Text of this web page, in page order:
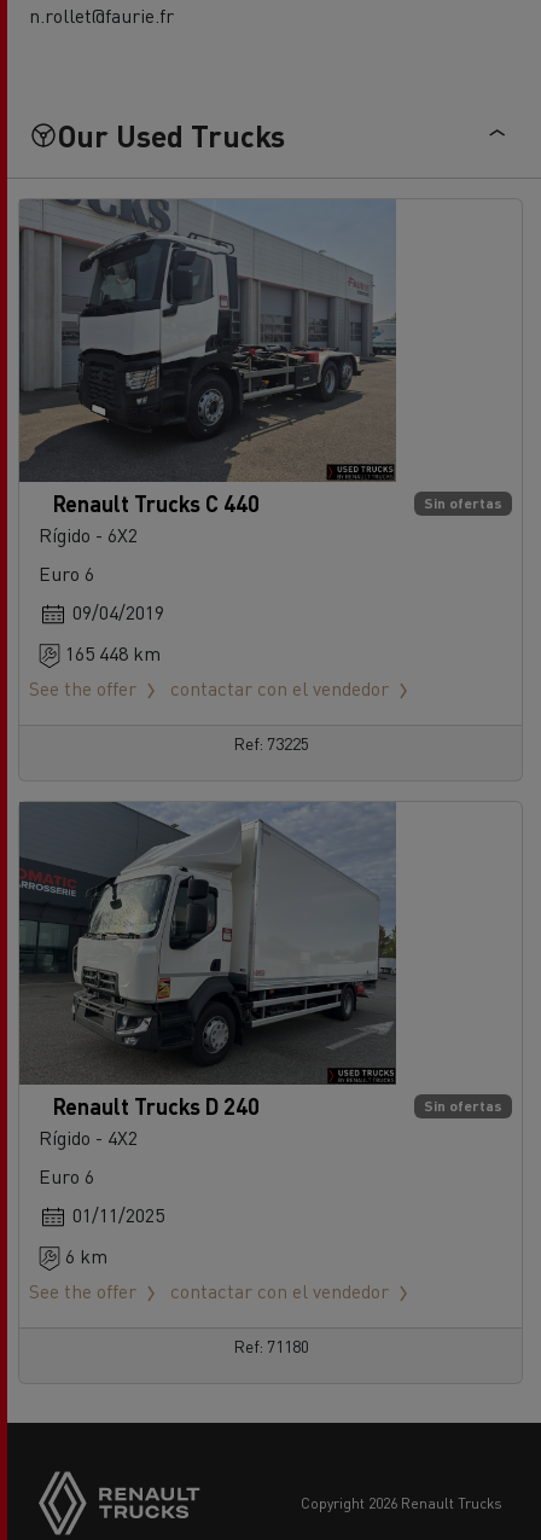
n.rollet@faurie.fr
Our Used Trucks
Sin ofertas
Renault Trucks C 440
Rígido - 6X2
Euro 6
09/04/2019
165 448 km
See the offer
contactar con el vendedor
Ref: 73225
Sin ofertas
Renault Trucks D 240
Rígido - 4X2
Euro 6
01/11/2025
6 km
See the offer
contactar con el vendedor
Ref: 71180
copyright 2026 Renault Trucks